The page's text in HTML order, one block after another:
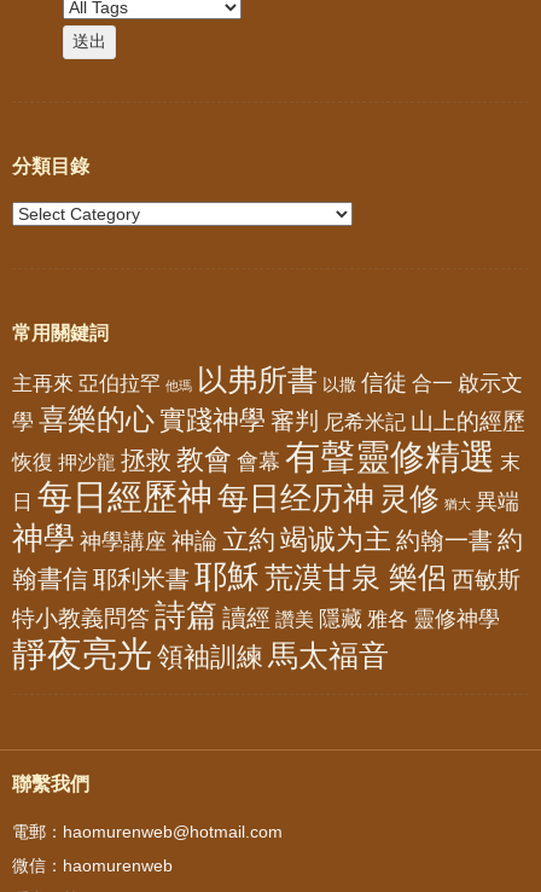
分類目錄
常用關鍵詞
主再來 亞伯拉罕 他瑪 以弗所書 以撒 信徒 合一 啟示文
學 喜樂的心實踐神學 審判 尼希米記 山上的經歷
恢復 押沙龍 拯救 教會 會幕 有聲靈修精選 末
日 每日經歷神 每日经历神 灵修 猶大 異端
神學 神學講座 神論 立約 竭诚为主 約翰一書 約
翰書信耶利米書 耶穌荒漠甘泉 樂侶 西敏斯
特小教義問答詩篇 讀經 讚美 隱藏 雅各 靈修神學
靜夜亮光 領袖訓練 馬太福音
聯繫我們
電郵：haomurenweb@hotmail.com
微信：haomurenweb